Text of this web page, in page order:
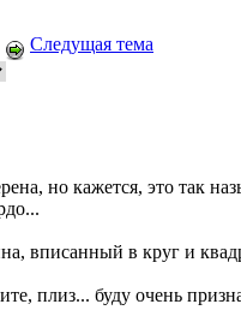
Следущая тема
но кажется, это так
вписанный в круг и
плиз... буду очень